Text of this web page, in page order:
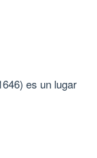
es un lugar